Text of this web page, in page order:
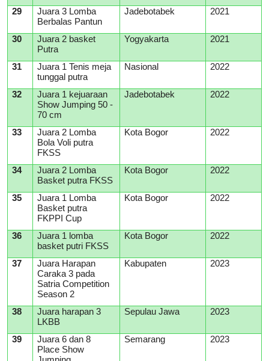
29
Juara 3 Lomba
Berbalas Pantun
Jadebotabek 2021
30
Juara 2 basket
Putra
Yogyakarta 2021
31
Juara 1 Tenis meja
tunggal putra
Nasional 2022
32
Juara 1 kejuaraan
Show Jumping 50 -
70 cm
Jadebotabek 2022
33
Juara 2 Lomba
Bola Voli putra
FKSS
Kota Bogor 2022
34
Juara 2 Lomba
Basket putra FKSS
Kota Bogor 2022
35
Juara 1 Lomba
Basket putra
FKPPI Cup
Kota Bogor 2022
36
Juara 1 lomba
basket putri FKSS
Kota Bogor 2022
37
Juara Harapan
Caraka 3 pada
Satria Competition
Season 2
Kabupaten 2023
38
Juara harapan 3
LKBB
Sepulau Jawa 2023
39
Juara 6 dan 8
Place Show
Semarang 2023